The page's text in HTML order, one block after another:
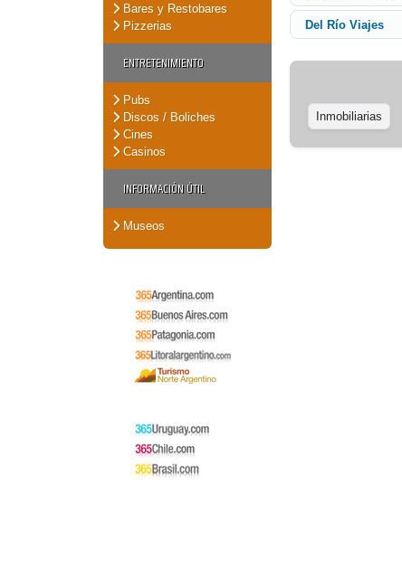
Bares y Restobares
Pizzerias
ENTRETENIMIENTO
Pubs
Discos / Boliches
Cines
Casinos
INFORMACIÓN ÚTIL
Museos
Del Río Viajes
Inmobiliarias